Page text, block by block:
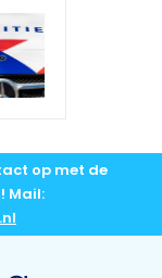
op met de
Mail: